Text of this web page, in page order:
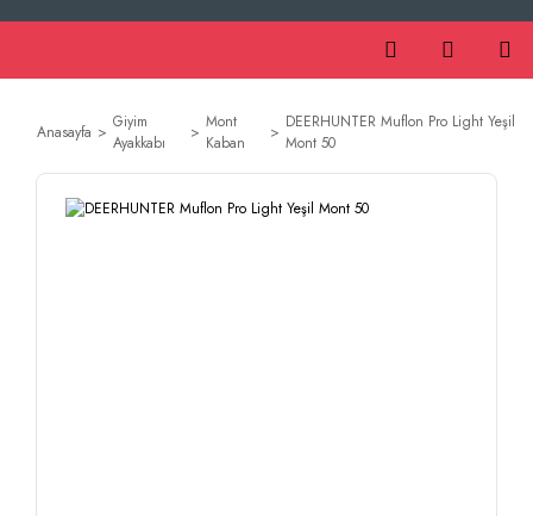
Anasayfa
Giyim
Ayakkabı
Mont
Kaban
DEERHUNTER Muflon Pro Light Yeşil
Mont 50